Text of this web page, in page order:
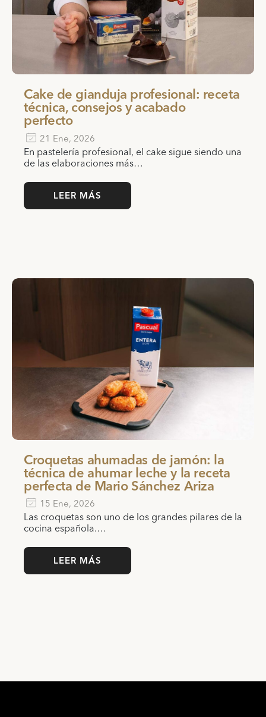
Cake de gianduja profesional: receta
técnica, consejos y acabado
perfecto
21 Ene, 2026
En pastelería profesional, el cake sigue siendo una
de las elaboraciones más…
LEER MÁS
Croquetas ahumadas de jamón: la
técnica de ahumar leche y la receta
perfecta de Mario Sánchez Ariza
15 Ene, 2026
Las croquetas son uno de los grandes pilares de la
cocina española.…
LEER MÁS